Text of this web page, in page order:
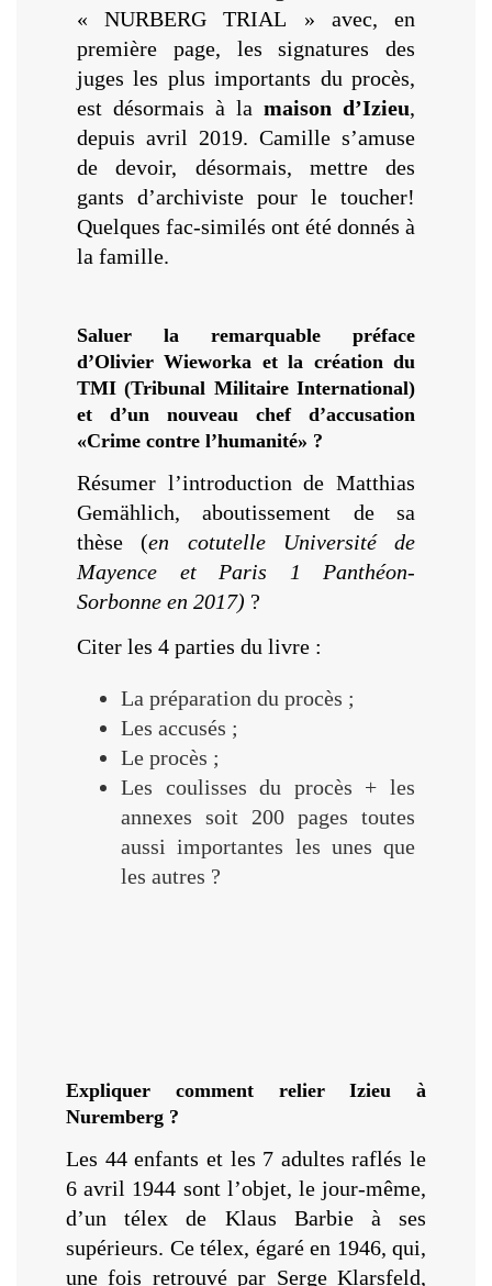
« NURBERG TRIAL » avec, en
première page, les signatures des
juges les plus importants du procès,
est désormais à la maison d’Izieu,
depuis avril 2019. Camille s’amuse
de devoir, désormais, mettre des
gants d’archiviste pour le toucher!
Quelques fac-similés ont été donnés à
la famille.
Saluer la remarquable préface
d’Olivier Wieworka et la création du
TMI (Tribunal Militaire International)
et d’un nouveau chef d’accusation
«Crime contre l’humanité» ?
Résumer l’introduction de Matthias
Gemählich, aboutissement de sa
thèse (en cotutelle Université de
Mayence et Paris 1 Panthéon-
Sorbonne en 2017) ?
Citer les 4 parties du livre :
La préparation du procès ;
Les accusés ;
Le procès ;
Les coulisses du procès + les
annexes soit 200 pages toutes
aussi importantes les unes que
les autres ?
Expliquer comment relier Izieu à
Nuremberg ?
Les 44 enfants et les 7 adultes raflés le
6 avril 1944 sont l’objet, le jour-même,
d’un télex de Klaus Barbie à ses
supérieurs. Ce télex, égaré en 1946, qui,
une fois retrouvé par Serge Klarsfeld,